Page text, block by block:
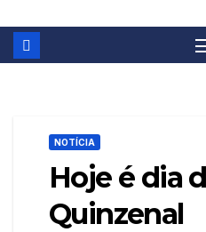
NOTÍCIA
Hoje é dia
Quinzenal